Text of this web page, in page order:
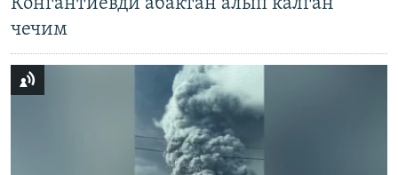
чечим